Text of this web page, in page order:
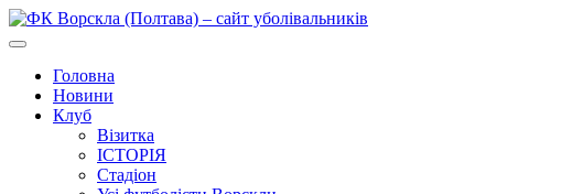
Головна
Новини
Клуб
Візитка
ІСТОРІЯ
Стадіон